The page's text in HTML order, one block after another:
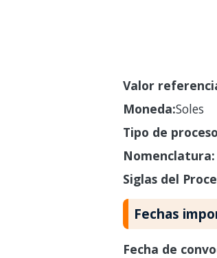
Valor
Moneda:Soles
Tipo de
Nomenclatura:
Siglas del
Fechas
Fecha de